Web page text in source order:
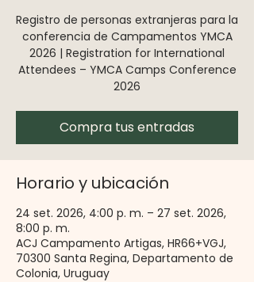
Registro de personas extranjeras para la
conferencia de Campamentos YMCA
2026 | Registration for International
Attendees – YMCA Camps Conference
2026
Compra tus entradas
Horario y ubicación
24 set. 2026, 4:00 p. m. – 27 set. 2026,
8:00 p. m.
ACJ Campamento Artigas, HR66+VGJ,
70300 Santa Regina, Departamento de
Colonia, Uruguay